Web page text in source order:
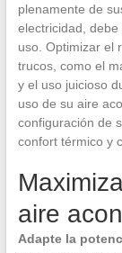
plenamente de
electricidad,
uso. Optimizar el
trucos, como el
y el uso juicioso
uso de su aire
configuración de
confort térmico y
aire
Adapte la